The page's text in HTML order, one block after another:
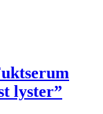
lyster”